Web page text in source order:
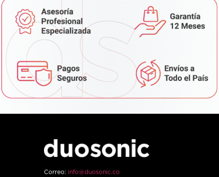
Correo: info@duosonic.co